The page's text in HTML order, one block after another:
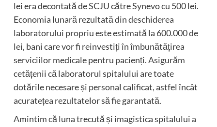
lei era decontată de SCJU către Synevo cu 500 lei.
Economia lunară rezultată din deschiderea
laboratorului propriu este estimată la 600.000 de
lei, bani care vor fi reinvestiți în îmbunătățirea
serviciilor medicale pentru pacienți. Asigurăm
cetățenii că laboratorul spitalului are toate
dotările necesare și personal calificat, astfel încât
acuratețea rezultatelor să fie garantată.
Amintim că luna trecută și imagistica spitalului a